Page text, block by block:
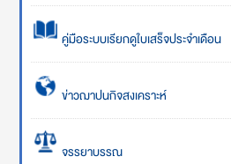
คู่มือระบบเรียกดูใบเสร็จประจำเดือน
ข่าวฌาปนกิจสงเคราะห์
จรรยาบรรณ